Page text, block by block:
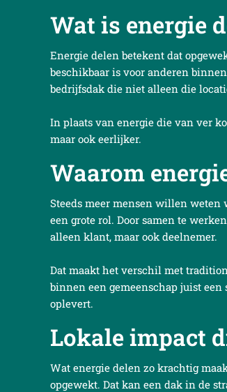
Wat is energie
Energie delen betekent dat
beschikbaar is voor anderen
bedrijfsdak die niet alleen die
In plaats van energie die van ver
maar ook eerlijker.
Waarom
Steeds meer mensen willen weten
een grote rol. Door samen te
alleen klant, maar ook deelnemer.
Dat maakt het verschil met
binnen een gemeenschap juist
oplevert.
Lokale impact
Wat energie delen zo krachtig
opgewekt. Dat kan een dak in de